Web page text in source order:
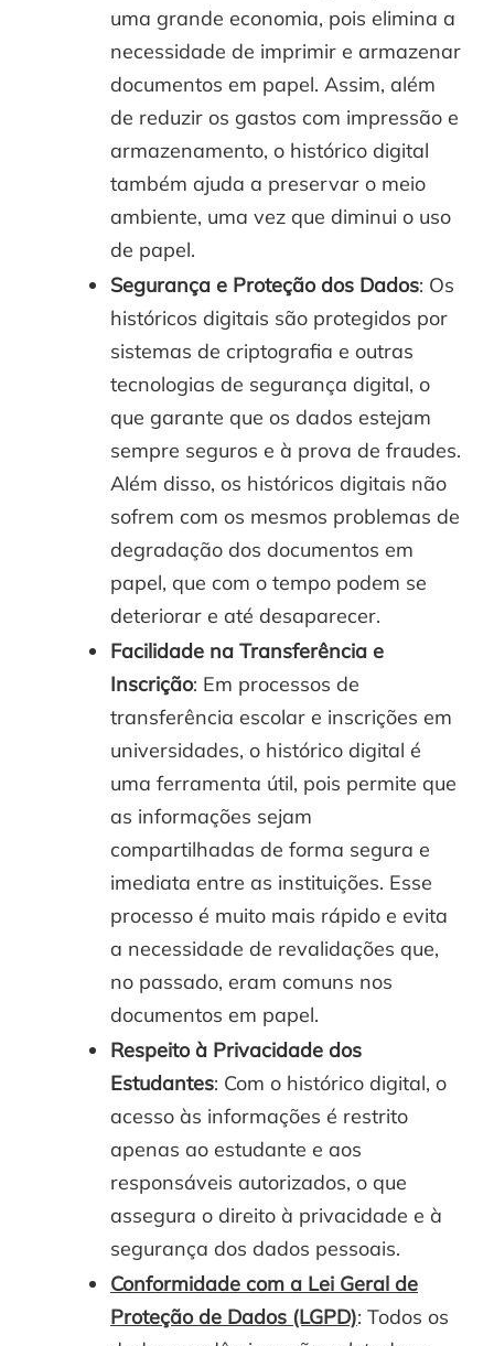
uma grande economia, pois elimina a
necessidade de imprimir e armazenar
documentos em papel. Assim, além
de reduzir os gastos com impressão e
armazenamento, o histórico digital
também ajuda a preservar o meio
ambiente, uma vez que diminui o uso
de papel.
Segurança e Proteção dos Dados: Os
históricos digitais são protegidos por
sistemas de criptografia e outras
tecnologias de segurança digital, o
que garante que os dados estejam
sempre seguros e à prova de fraudes.
Além disso, os históricos digitais não
sofrem com os mesmos problemas de
degradação dos documentos em
papel, que com o tempo podem se
deteriorar e até desaparecer.
Facilidade na Transferência e
Inscrição: Em processos de
transferência escolar e inscrições em
universidades, o histórico digital é
uma ferramenta útil, pois permite que
as informações sejam
compartilhadas de forma segura e
imediata entre as instituições. Esse
processo é muito mais rápido e evita
a necessidade de revalidações que,
no passado, eram comuns nos
documentos em papel.
Respeito à Privacidade dos
Estudantes: Com o histórico digital, o
acesso às informações é restrito
apenas ao estudante e aos
responsáveis autorizados, o que
assegura o direito à privacidade e à
segurança dos dados pessoais.
Conformidade com a Lei Geral de
Proteção de Dados (LGPD): Todos os